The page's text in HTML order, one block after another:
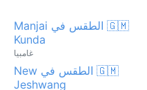
🇬🇲 الطقس في Manjai
Kunda
غامبيا
🇬🇲 الطقس في New
Jeshwang